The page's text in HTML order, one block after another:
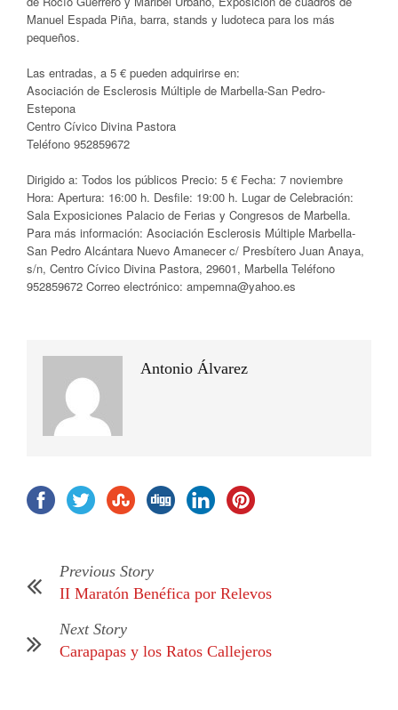
Manuel Espada Piña, barra, stands y ludoteca para los más
pequeños.
Las entradas, a 5 € pueden adquirirse en:
Asociación de Esclerosis Múltiple de Marbella-San Pedro-
Estepona
Centro Cívico Divina Pastora
Teléfono 952859672
Dirigido a: Todos los públicos Precio: 5 € Fecha: 7 noviembre
Hora: Apertura: 16:00 h. Desfile: 19:00 h. Lugar de Celebración:
Sala Exposiciones Palacio de Ferias y Congresos de Marbella.
Para más información: Asociación Esclerosis Múltiple Marbella-
San Pedro Alcántara Nuevo Amanecer c/ Presbítero Juan Anaya,
s/n, Centro Cívico Divina Pastora, 29601, Marbella Teléfono
952859672 Correo electrónico: ampemna@yahoo.es
Antonio Álvarez
Previous Story
II Maratón Benéfica por Relevos
Next Story
Carapapas y los Ratos Callejeros